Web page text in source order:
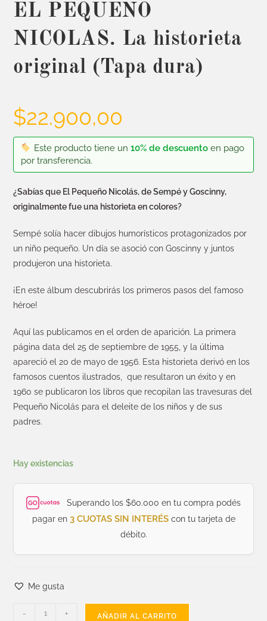
EL PEQUEÑO
NICOLAS. La historieta
original (Tapa dura)
$22.900,00
Este producto tiene un 10% de descuentoen pago
por transferencia.
¿Sabías que El Pequeño Nicolás, de Sempé y Goscinny,
originalmente fue una historieta en colores?
Sempé solía hacer dibujos humorísticos protagonizados por
un niño pequeño. Un día se asoció con Goscinny y juntos
produjeron una historieta.
¡En este álbum descubrirás los primeros pasos del famoso
héroe!
Aquí las publicamos en el orden de aparición. La primera
página data del 25 de septiembre de 1955, y la última
apareció el 20 de mayo de 1956. Esta historieta derivó en los
famosos cuentos ilustrados, que resultaron un éxito y en
1960 se publicaron los libros que recopilan las travesuras del
Pequeño Nicolás para el deleite de los niños y de sus
padres.
Hay existencias
Superando los $60.000 en tu compra podés
pagar en 3 CUOTAS SIN INTERÉScon tu tarjeta de
débito.
Me gusta
- + AÑADIR AL CARRITO